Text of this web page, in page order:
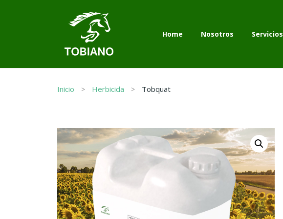
Home Nosotros Servicios
Home
Inicio Herbicida Tobquat